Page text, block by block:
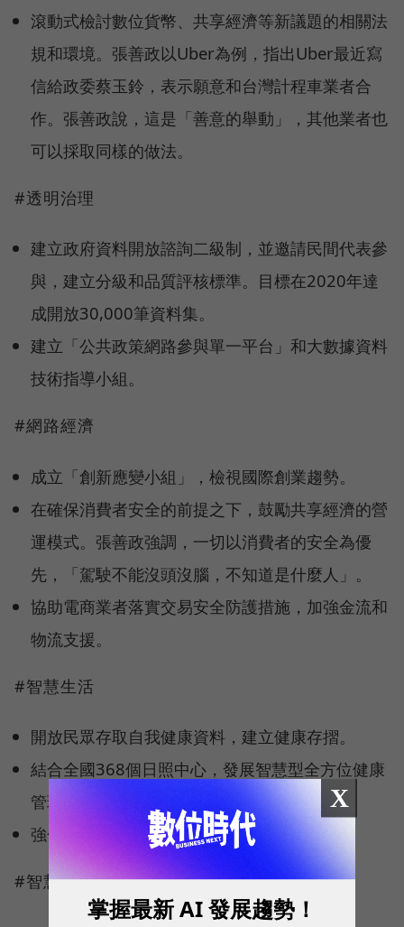
滾動式檢討數位貨幣、共享經濟等新議題的相關法
規和環境。張善政以Uber為例，指出Uber最近寫
信給政委蔡玉鈴，表示願意和台灣計程車業者合
作。張善政說，這是「善意的舉動」，其他業者也
可以採取同樣的做法。
#透明治理
建立政府資料開放諮詢二級制，並邀請民間代表參
與，建立分級和品質評核標準。目標在2020年達
成開放30,000筆資料集。
建立「公共政策網路參與單一平台」和大數據資料
技術指導小組。
#網路經濟
成立「創新應變小組」，檢視國際創業趨勢。
在確保消費者安全的前提之下，鼓勵共享經濟的營
運模式。張善政強調，一切以消費者的安全為優
先，「駕駛不能沒頭沒腦，不知道是什麼人」。
協助電商業者落實交易安全防護措施，加強金流和
物流支援。
#智慧生活
開放民眾存取自我健康資料，建立健康存摺。
結合全國368個日照中心，發展智慧型全方位健康
管理系統。
強化網路詐騙、霸凌等申訴與法律訴訟制度。
#智慧國土
X
掌握最新 AI 發展趨勢！